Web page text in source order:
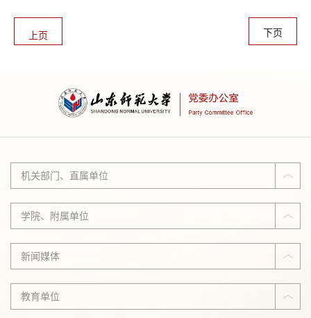
险与隐患、社交媒体使用保密提醒等几个板块内容，图文展示简洁
明了、...
上页 下页
机关部门、直属单位
学院、附属单位
新闻媒体
教育单位